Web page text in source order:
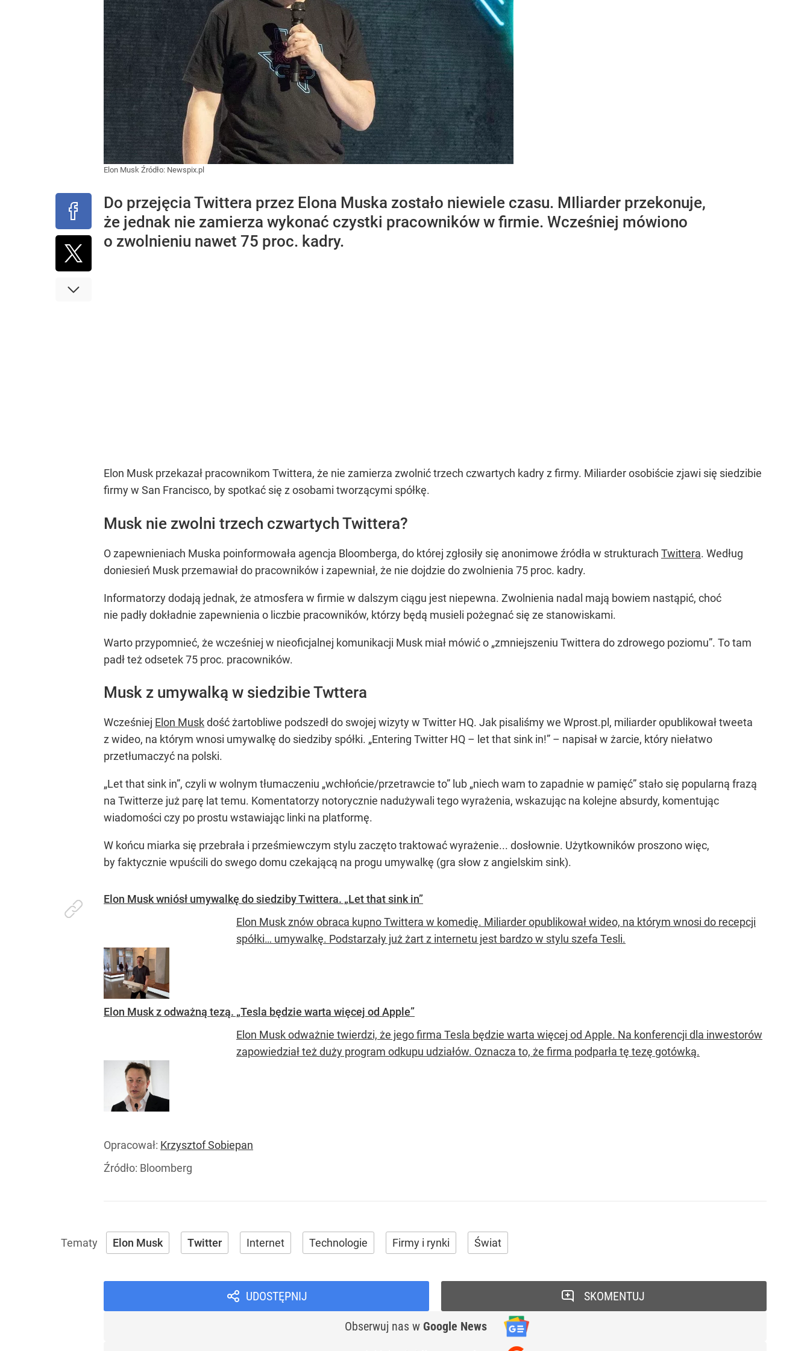
Elon Musk Źródło: Newspix.pl
Do przejęcia Twittera przez Elona Muska zostało niewiele czasu. MIliarder przekonuje,
że jednak nie zamierza wykonać czystki pracowników w firmie. Wcześniej mówiono
o zwolnieniu nawet 75 proc. kadry.
Elon Musk przekazał pracownikom Twittera, że nie zamierza zwolnić trzech czwartych kadry z firmy. Miliarder osobiście zjawi się siedzibie
firmy w San Francisco, by spotkać się z osobami tworzącymi spółkę.
Musk nie zwolni trzech czwartych Twittera?
O zapewnieniach Muska poinformowała agencja Bloomberga, do której zgłosiły się anonimowe źródła w strukturach Twittera. Według
doniesień Musk przemawiał do pracowników i zapewniał, że nie dojdzie do zwolnienia 75 proc. kadry.
Informatorzy dodają jednak, że atmosfera w firmie w dalszym ciągu jest niepewna. Zwolnienia nadal mają bowiem nastąpić, choć
nie padły dokładnie zapewnienia o liczbie pracowników, którzy będą musieli pożegnać się ze stanowiskami.
Warto przypomnieć, że wcześniej w nieoficjalnej komunikacji Musk miał mówić o „zmniejszeniu Twittera do zdrowego poziomu”. To tam
padł też odsetek 75 proc. pracowników.
Musk z umywalką w siedzibie Twttera
Wcześniej Elon Muskdość żartobliwe podszedł do swojej wizyty w Twitter HQ. Jak pisaliśmy we Wprost.pl, miliarder opublikował tweeta
z wideo, na którym wnosi umywalkę do siedziby spółki. „Entering Twitter HQ – let that sink in!” – napisał w żarcie, który niełatwo
przetłumaczyć na polski.
„Let that sink in”, czyli w wolnym tłumaczeniu „wchłońcie/przetrawcie to” lub „niech wam to zapadnie w pamięć” stało się popularną frazą
na Twitterze już parę lat temu. Komentatorzy notorycznie nadużywali tego wyrażenia, wskazując na kolejne absurdy, komentując
wiadomości czy po prostu wstawiając linki na platformę.
W końcu miarka się przebrała i prześmiewczym stylu zaczęto traktować wyrażenie... dosłownie. Użytkowników proszono więc,
by faktycznie wpuścili do swego domu czekającą na progu umywalkę (gra słow z angielskim sink).
Elon Musk wniósł umywalkę do siedziby Twittera. „Let that sink in”
Elon Musk znów obraca kupno Twittera w komedię. Miliarder opublikował wideo, na którym wnosi do recepcji
spółki… umywalkę. Podstarzały już żart z internetu jest bardzo w stylu szefa Tesli.
Elon Musk z odważną tezą. „Tesla będzie warta więcej od Apple”
Elon Musk odważnie twierdzi, że jego firma Tesla będzie warta więcej od Apple. Na konferencji dla inwestorów
zapowiedział też duży program odkupu udziałów. Oznacza to, że firma podparła tę tezę gotówką.
Opracował: Krzysztof Sobiepan
Źródło: Bloomberg
Elon Musk Twitter Internet Technologie Firmy i rynki Świat
UDOSTĘPNIJ
Obserwuj nas w Google News
SKOMENTUJ